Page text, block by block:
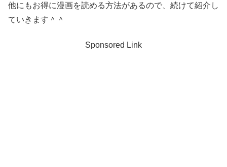
他にもお得に漫画を読める方法があるので、続けて紹介し
ていきます＾＾
Sponsored Link